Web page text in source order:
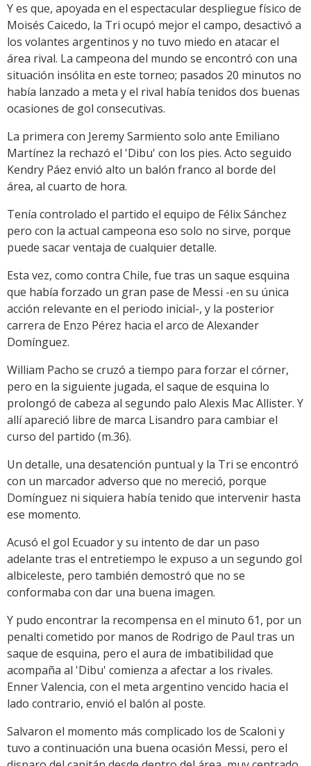
Y es que, apoyada en el espectacular despliegue físico de
Moisés Caicedo, la Tri ocupó mejor el campo, desactivó a
los volantes argentinos y no tuvo miedo en atacar el
área rival. La campeona del mundo se encontró con una
situación insólita en este torneo; pasados 20 minutos no
había lanzado a meta y el rival había tenidos dos buenas
ocasiones de gol consecutivas.
La primera con Jeremy Sarmiento solo ante Emiliano
Martínez la rechazó el 'Dibu' con los pies. Acto seguido
Kendry Páez envió alto un balón franco al borde del
área, al cuarto de hora.
Tenía controlado el partido el equipo de Félix Sánchez
pero con la actual campeona eso solo no sirve, porque
puede sacar ventaja de cualquier detalle.
Esta vez, como contra Chile, fue tras un saque esquina
que había forzado un gran pase de Messi -en su única
acción relevante en el periodo inicial-, y la posterior
carrera de Enzo Pérez hacia el arco de Alexander
Domínguez.
William Pacho se cruzó a tiempo para forzar el córner,
pero en la siguiente jugada, el saque de esquina lo
prolongó de cabeza al segundo palo Alexis Mac Allister. Y
allí apareció libre de marca Lisandro para cambiar el
curso del partido (m.36).
Un detalle, una desatención puntual y la Tri se encontró
con un marcador adverso que no mereció, porque
Domínguez ni siquiera había tenido que intervenir hasta
ese momento.
Acusó el gol Ecuador y su intento de dar un paso
adelante tras el entretiempo le expuso a un segundo gol
albiceleste, pero también demostró que no se
conformaba con dar una buena imagen.
Y pudo encontrar la recompensa en el minuto 61, por un
penalti cometido por manos de Rodrigo de Paul tras un
saque de esquina, pero el aura de imbatibilidad que
acompaña al 'Dibu' comienza a afectar a los rivales.
Enner Valencia, con el meta argentino vencido hacia el
lado contrario, envió el balón al poste.
Salvaron el momento más complicado los de Scaloni y
tuvo a continuación una buena ocasión Messi, pero el